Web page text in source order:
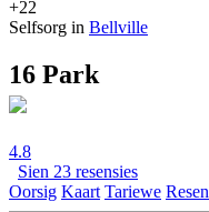
+22
Selfsorg in Bellville
16 Park
4.8
Sien 23 resensies
Oorsig Kaart Tariewe